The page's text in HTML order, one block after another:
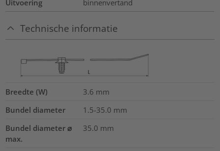
Uitvoering
binnenvertand
Technische informatie
Breedte (W) 3.6 mm
Bundel diameter
1.5-35.0 mm
Bundel diameter ⌀
max.
35.0 mm